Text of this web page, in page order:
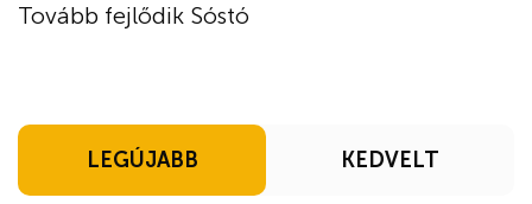
Tovább fejlődik Sóstó
LEGÚJABB KEDVELT